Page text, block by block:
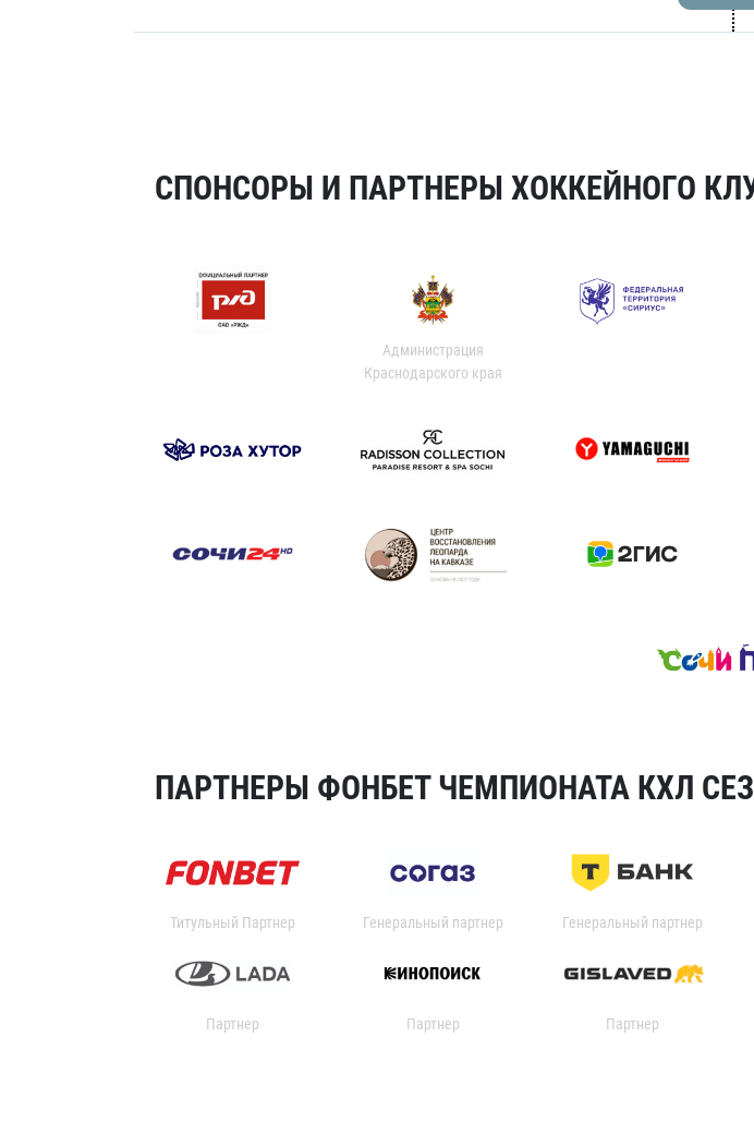
СПОНСОРЫ И ПАРТНЕРЫ ХОККЕЙНОГО
Администрация
Краснодарского края
ПАРТНЕРЫ ФОНБЕТ ЧЕМПИОНАТА КХЛ
Титульный Партнер Генеральный партнер Генеральный партнер
Партнер Партнер Партнер